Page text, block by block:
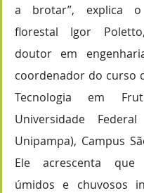
a brotar”, explica o
florestal Igor
doutor em
coordenador do curso
Tecnologia em
Universidade
Unipampa), Campus
Ele acrescenta
úmidos e chuvosos